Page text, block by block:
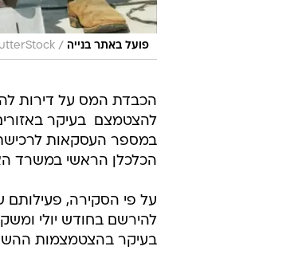
פועל באתר בנייה /
הכבדת המס על דירות
במספר העסקאות
הכלכלן הראשי במשרד
על פי הסקירה,
בעיקר בהצטמצמות